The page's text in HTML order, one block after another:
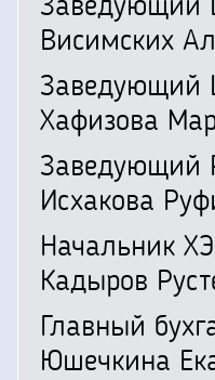
Висимских
Хафизова
Исхакова
Кадыров
Главный
Юшечкина